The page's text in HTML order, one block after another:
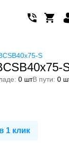
S
0 штВ пути: 0
1 клик